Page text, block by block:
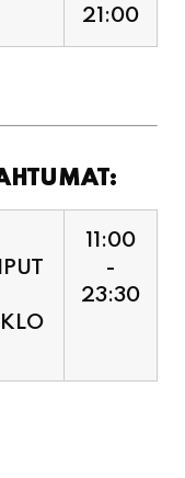
21:00
11:00
-
23:30